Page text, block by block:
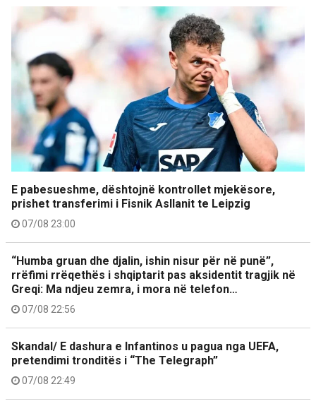
E pabesueshme, dështojnë kontrollet mjekësore,
prishet transferimi i Fisnik Asllanit te Leipzig
07/08 23:00
“Humba gruan dhe djalin, ishin nisur për në punë”,
rrëfimi rrëqethës i shqiptarit pas aksidentit tragjik në
Greqi: Ma ndjeu zemra, i mora në telefon…
07/08 22:56
Skandal/ E dashura e Infantinos u pagua nga UEFA,
pretendimi tronditës i “The Telegraph”
07/08 22:49